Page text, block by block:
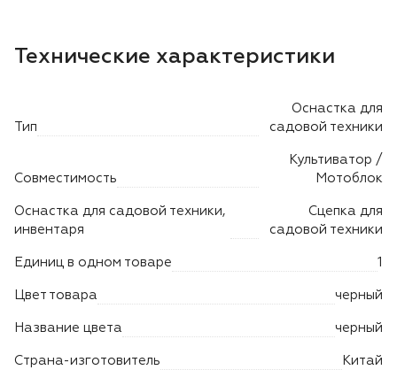
Дровоколы
Моющие аппараты
Технические характеристики
Тип
Оснастка для
садовой техники
Совместимость
Культиватор /
Мотоблок
Оснастка для садовой техники,
инвентаря
Сцепка для
садовой техники
Единиц в одном товаре 1
Цвет товара черный
Название цвета черный
Страна-изготовитель Китай